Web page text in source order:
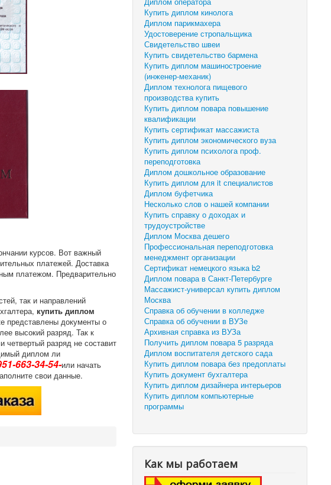
курсов. Вот важный
платежей. Доставка
платежом. Предварительно
так и направлений
купить диплом
представлены документы о
высокий разряд. Так к
четвертый разряд не составит
диплом ли
663-34-54-или начать
свои данные.
Купить диплом кинолога
Диплом парикмахера
Удостоверение стропальщика
Свидетельство швеи
Купить свидетельство бармена
Купить диплом машиностроение
(инженер-механик)
Диплом технолога пищевого
производства купить
Купить диплом повара повышение
квалификации
Купить сертификат массажиста
Купить диплом экономического вуза
Купить диплом психолога проф.
переподготовка
Диплом дошкольное образование
Купить диплом для it специалистов
Диплом буфетчика
Несколько слов о нашей компании
Купить справку о доходах и
трудоустройстве
Диплом Москва дешего
Профессиональная переподготовка
менеджмент организации
Сертификат немецкого языка b2
Диплом повара в Санкт-Петербурге
Массажист-универсал купить диплом
Москва
Справка об обучении в колледже
Справка об обучении в ВУЗе
Архивная справка из ВУЗа
Получить диплом повара 5 разряда
Диплом воспитателя детского сада
Купить диплом повара без предоплаты
Купить документ бухгалтера
Купить диплом дизайнера интерьеров
Купить диплом компьютерные
программы
Как мы работаем